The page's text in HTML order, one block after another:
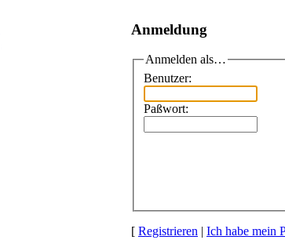
Anmeldung
Anmelden als…
Benutzer:
Paßwort:
[ Registrieren | Ich habe mein